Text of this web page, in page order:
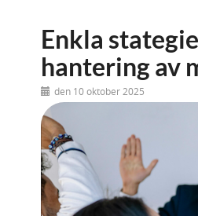
Enkla
hantering av
den 10 oktober 2025